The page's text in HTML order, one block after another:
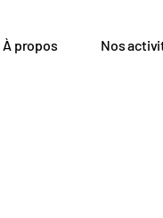
À propos Nos